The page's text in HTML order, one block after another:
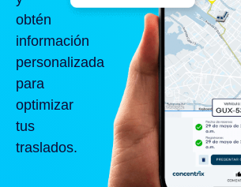
obtén
información
personalizada
para
optimizar
tus
traslados.